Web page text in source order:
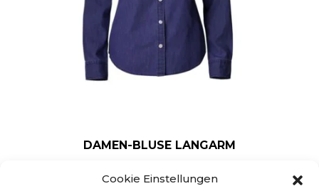
Cookie Einstellungen
DAMEN-BLUSE LANGARM
Ce produit a plusieurs